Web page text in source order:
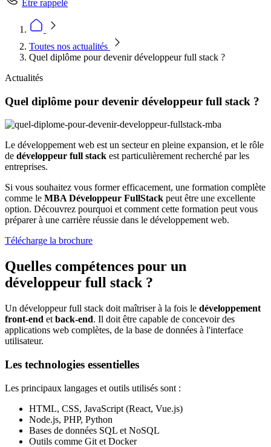
Être rappelé
Toutes nos actualités
Quel diplôme pour devenir développeur full stack ?
Actualités
Quel diplôme pour devenir développeur full stack ?
Le développement web est un secteur en pleine expansion, et le rôle
de développeur full stack est particulièrement recherché par les
entreprises.
Si vous souhaitez vous former efficacement, une formation complète
comme le MBA Développeur FullStack peut être une excellente
option. Découvrez pourquoi et comment cette formation peut vous
préparer à une carrière réussie dans le développement web.
Télécharge la brochure
Quelles compétences pour un
développeur full stack ?
Un développeur full stack doit maîtriser à la fois le développement
front-end et back-end. Il doit être capable de concevoir des
applications web complètes, de la base de données à l'interface
utilisateur.
Les technologies essentielles
Les principaux langages et outils utilisés sont :
HTML, CSS, JavaScript (React, Vue.js)
Node.js, PHP, Python
Bases de données SQL et NoSQL
Outils comme Git et Docker